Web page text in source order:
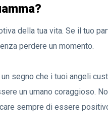
della tua vita. Se il tuo
perdere un momento.
segno che i tuoi angeli
un umano coraggioso.
sempre di essere